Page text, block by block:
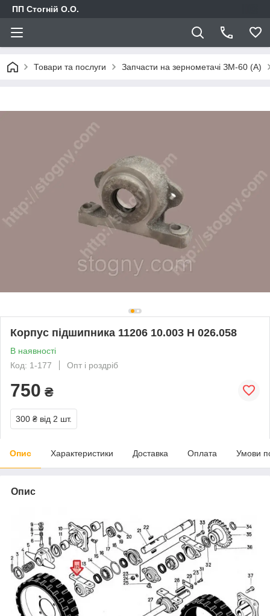
ПП Стогній О.О.
Товари та послуги Запчасти на зернометачі ЗМ-60 (А)
Корпус підшипника 11206 10.003 Н 026.058
В наявності
Код: 1-177
Опт і роздріб
750 ₴
300 ₴ від 2 шт.
Опис Характеристики Доставка Оплата Умови
Опис